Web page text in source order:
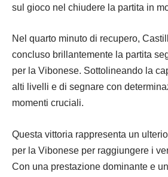
sul gioco nel chiudere la partita in
Nel quarto minuto di recupero,
concluso brillantemente la partita
per la Vibonese. Sottolineando la
alti livelli e di segnare con
momenti cruciali.
Questa vittoria rappresenta un
per la Vibonese per raggiungere i
Con una prestazione dominante e